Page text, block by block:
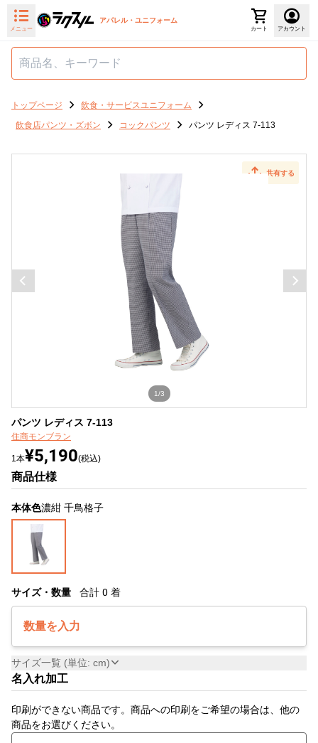
メニュー
アパレル・ユニフォーム
カート アカウント
トップページ
飲食・サービスユニフォーム
飲食店パンツ・ズボン
コックパンツ パンツ レディス 7-113
共有する
1/3
パンツ レディス 7-113
住商モンブラン
1本¥5,190(税込)
商品仕様
本体色濃紺 千鳥格子
サイズ・数量 合計 0 着
数量を入力
サイズ一覧 (単位: cm)
名入れ加工
印刷ができない商品です。商品への印刷をご希望の場合は、他の
商品をお選びください。